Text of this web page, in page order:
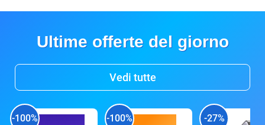
Ultime offerte del giorno
Vedi tutte
-100% -100% -27%